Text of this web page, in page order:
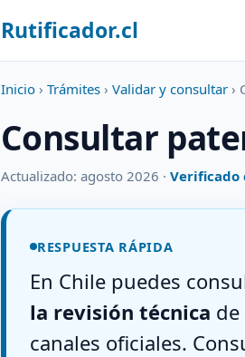
Rutificador.cl
Inicio › Trámites › Validar y consultar ›
Consultar
Actualizado: agosto 2026 · Verificado
RESPUESTA RÁPIDA
En Chile puedes
la revisión técnica
canales oficiales.